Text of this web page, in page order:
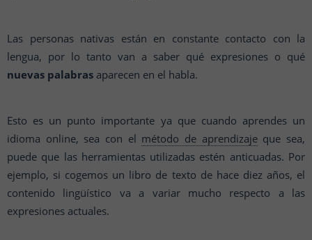
Las personas nativas están en constante contacto con la
lengua, por lo tanto van a saber qué expresiones o qué
nuevas palabras aparecen en el habla.
Esto es un punto importante ya que cuando aprendes un
idioma online, sea con el método de aprendizajeque sea,
puede que las herramientas utilizadas estén anticuadas. Por
ejemplo, si cogemos un libro de texto de hace diez años, el
contenido lingüístico va a variar mucho respecto a las
expresiones actuales.